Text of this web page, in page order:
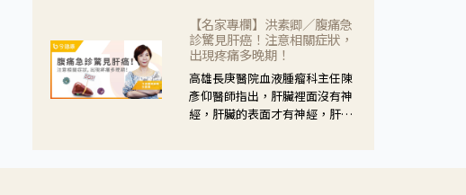
禁」的症狀，長期下來不敢與朋
友往來，低潮陰霾造成憂鬱症。
【名家專欄】洪素卿／腹痛急
診驚見肝癌！注意相關症狀，
出現疼痛多晚期！
高雄長庚醫院血液腫瘤科主任陳
彥仰醫師指出，肝臟裡面沒有神
經，肝臟的表面才有神經，肝臟